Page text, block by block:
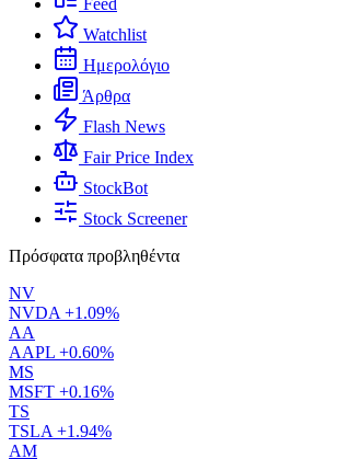
Feed
Watchlist
Ημερολόγιο
Άρθρα
Flash News
Fair Price Index
StockBot
Stock Screener
Πρόσφατα προβληθέντα
NV
NVDA +1.09%
AA
AAPL +0.60%
MS
MSFT +0.16%
TS
TSLA +1.94%
AM